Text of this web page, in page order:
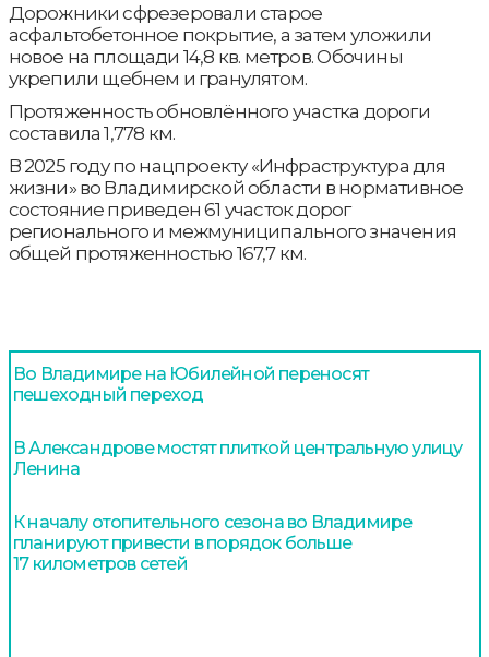
Дорожники сфрезеровали старое
асфальтобетонное покрытие, а затем уложили
новое на площади 14,8 кв. метров. Обочины
укрепили щебнем и гранулятом.
Протяженность обновлённого участка дороги
составила 1,778 км.
В 2025 году по нацпроекту «Инфраструктура для
жизни» во Владимирской области в нормативное
состояние приведен 61 участок дорог
регионального и межмуниципального значения
общей протяженностью 167,7 км.
Во Владимире на Юбилейной переносят
пешеходный переход
В Александрове мостят плиткой центральную улицу
Ленина
К началу отопительного сезона во Владимире
планируют привести в порядок больше
17 километров сетей